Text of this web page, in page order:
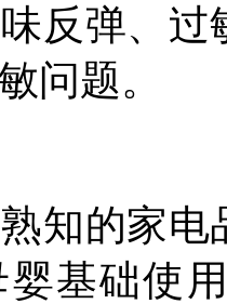
反弹、
问题。
知的家
基础使